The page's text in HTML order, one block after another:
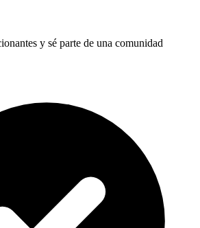
y sé parte de una comunidad